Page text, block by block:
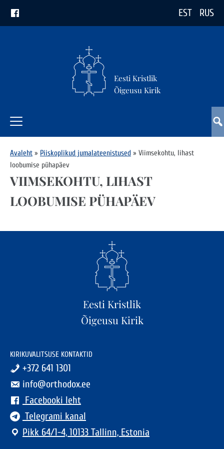
EST RUS
Eesti Kristlik
Õigeusu Kirik
Avaleht » Piiskoplikud jumalateenistused » Viimsekohtu, lihast
loobumise pühapäev
VIIMSEKOHTU, LIHAST
LOOBUMISE PÜHAPÄEV
Eesti Kristlik
Õigeusu Kirik
KIRIKUVALITSUSE KONTAKTID
+372 641 1301
info@orthodox.ee
Facebooki leht
Telegrami kanal
Pikk 64/1-4, 10133 Tallinn, Estonia